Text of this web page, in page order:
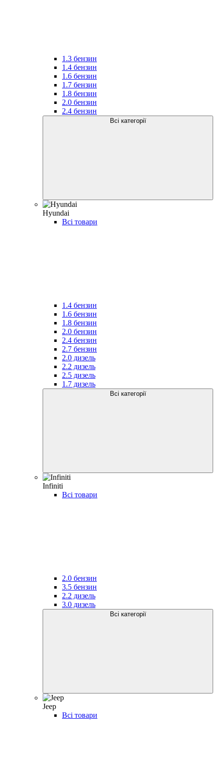
1.3 бензин
1.4 бензин
1.6 бензин
1.7 бензин
1.8 бензин
2.0 бензин
2.4 бензин
Всі категорії
Hyundai
Всі товари
1.4 бензин
1.6 бензин
1.8 бензин
2.0 бензин
2.4 бензин
2.7 бензин
2.0 дизель
2.2 дизель
2.5 дизель
1.7 дизель
Всі категорії
Infiniti
Всі товари
2.0 бензин
3.5 бензин
2.2 дизель
3.0 дизель
Всі категорії
Jeep
Всі товари